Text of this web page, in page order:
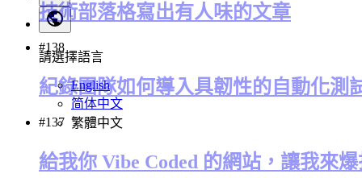
請選擇語言
English
简体中文
繁體中文
技術部落格寫出有人味的文章
#138
紀錄團隊如何導入具韌性的自動化測
#137
給我你 Vibe Coded 的網站，讓我來